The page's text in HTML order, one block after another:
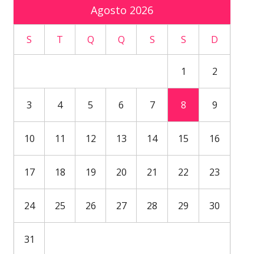
Agosto 2026
S T Q Q S S D
1 2
3 4 5 6 7 8 9
10 11 12 13 14 15 16
17 18 19 20 21 22 23
24 25 26 27 28 29 30
31